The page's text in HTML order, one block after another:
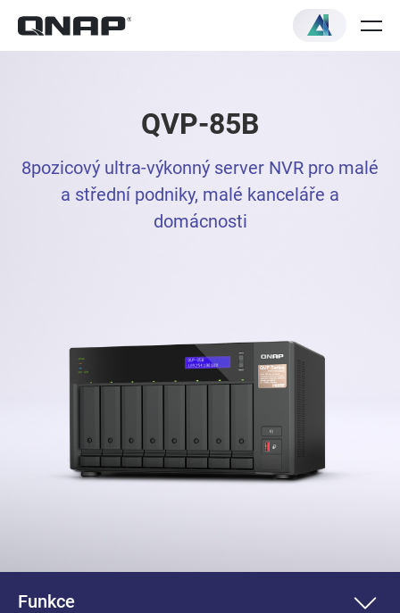
QVP-85B
8pozicový ultra-výkonný server NVR pro malé
a střední podniky, malé kanceláře a
domácnosti
Funkce